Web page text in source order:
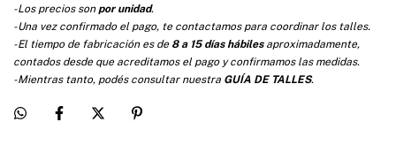
-Los precios sonpor unidad.
-Una vez confirmado el pago, te contactamos para coordinar los talles.
-El tiempo de fabricación es de 8 a 15 días hábilesaproximadamente,
contados desde que acreditamos el pago y confirmamos las medidas.
-Mientras tanto, podés consultar nuestra GUÍA DE TALLES.